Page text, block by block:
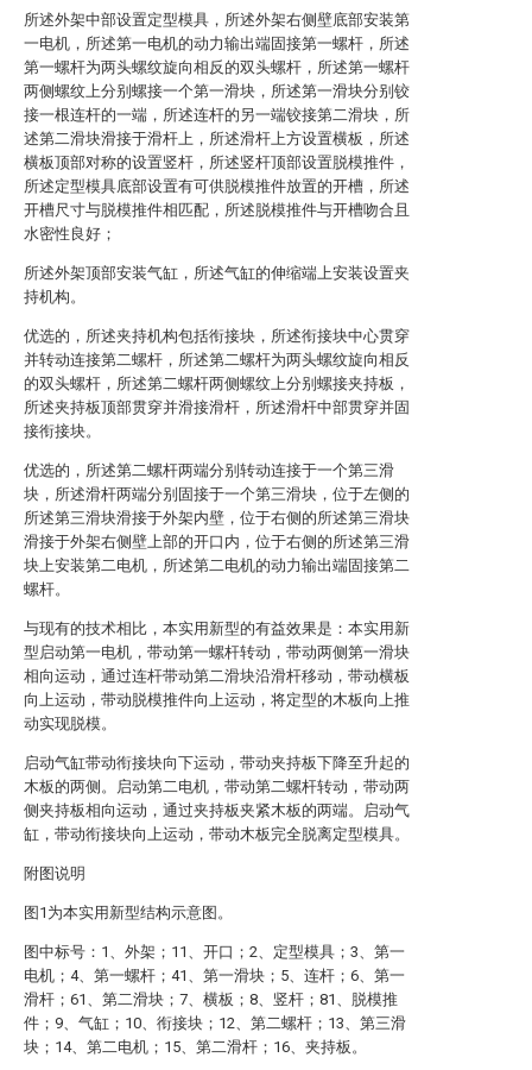
所述外架中部设置定型模具，所述外架右侧壁底部安装第
一电机，所述第一电机的动力输出端固接第一螺杆，所述
第一螺杆为两头螺纹旋向相反的双头螺杆，所述第一螺杆
两侧螺纹上分别螺接一个第一滑块，所述第一滑块分别铰
接一根连杆的一端，所述连杆的另一端铰接第二滑块，所
述第二滑块滑接于滑杆上，所述滑杆上方设置横板，所述
横板顶部对称的设置竖杆，所述竖杆顶部设置脱模推件，
所述定型模具底部设置有可供脱模推件放置的开槽，所述
开槽尺寸与脱模推件相匹配，所述脱模推件与开槽吻合且
水密性良好；
所述外架顶部安装气缸，所述气缸的伸缩端上安装设置夹
持机构。
优选的，所述夹持机构包括衔接块，所述衔接块中心贯穿
并转动连接第二螺杆，所述第二螺杆为两头螺纹旋向相反
的双头螺杆，所述第二螺杆两侧螺纹上分别螺接夹持板，
所述夹持板顶部贯穿并滑接滑杆，所述滑杆中部贯穿并固
接衔接块。
优选的，所述第二螺杆两端分别转动连接于一个第三滑
块，所述滑杆两端分别固接于一个第三滑块，位于左侧的
所述第三滑块滑接于外架内壁，位于右侧的所述第三滑块
滑接于外架右侧壁上部的开口内，位于右侧的所述第三滑
块上安装第二电机，所述第二电机的动力输出端固接第二
螺杆。
与现有的技术相比，本实用新型的有益效果是：本实用新
型启动第一电机，带动第一螺杆转动，带动两侧第一滑块
相向运动，通过连杆带动第二滑块沿滑杆移动，带动横板
向上运动，带动脱模推件向上运动，将定型的木板向上推
动实现脱模。
启动气缸带动衔接块向下运动，带动夹持板下降至升起的
木板的两侧。启动第二电机，带动第二螺杆转动，带动两
侧夹持板相向运动，通过夹持板夹紧木板的两端。启动气
缸，带动衔接块向上运动，带动木板完全脱离定型模具。
附图说明
图1为本实用新型结构示意图。
图中标号：1、外架；11、开口；2、定型模具；3、第一
电机；4、第一螺杆；41、第一滑块；5、连杆；6、第一
滑杆；61、第二滑块；7、横板；8、竖杆；81、脱模推
件；9、气缸；10、衔接块；12、第二螺杆；13、第三滑
块；14、第二电机；15、第二滑杆；16、夹持板。